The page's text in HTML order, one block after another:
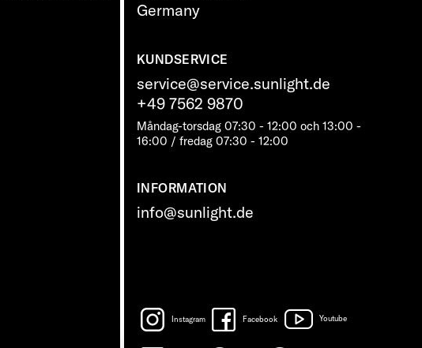
Germany
KUNDSERVICE
service@service.sunlight.de
+49 7562 9870
Måndag-torsdag 07:30 - 12:00 och 13:00 -
16:00 / fredag ​​07:30 - 12:00
INFORMATION
info@sunlight.de
Instagram Facebook Youtube